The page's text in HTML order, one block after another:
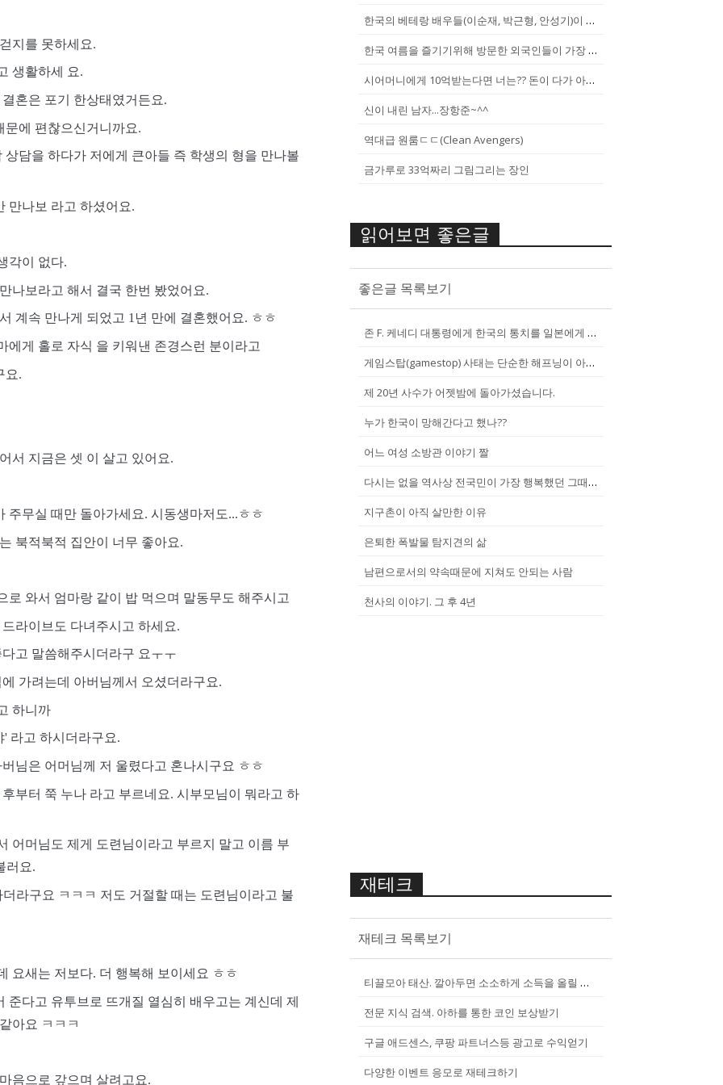
지를 못하세요.
생활하세 요.
혼은 포기 한상태였거든요.
문에 편찮으신거니까요.
담을 하다가 저에게 큰아들 즉 학생의 형을 만나볼
만나보 라고 하셨어요.
각이 없다.
나보라고 해서 결국 한번 봤었어요.
계속 만나게 되었고 1년 만에 결혼했어요. ㅎㅎ
게 홀로 자식 을 키워낸 존경스런 분이라고
요.
서 지금은 셋 이 살고 있어요.
주무실 때만 돌아가세요. 시동생마저도...ㅎㅎ
북적북적 집안이 너무 좋아요.
와서 엄마랑 같이 밥 먹으며 말동무도 해주시고
라이브도 다녀주시고 하세요.
고 말씀해주시더라구 요ㅜㅜ
가려는데 아버님께서 오셨더라구요.
하니까
라고 하시더라구요.
님은 어머님께 저 울렸다고 혼나시구요 ㅎㅎ
부터 쭉 누나 라고 부르네요. 시부모님이 뭐라고 하
어머님도 제게 도련님이라고 부르지 말고 이름 부
러요.
라구요 ㅋㅋㅋ 저도 거절할 때는 도련님이라고 불
요새는 저보다. 더 행복해 보이세요 ㅎㅎ
다고 유투브로 뜨개질 열심히 배우고는 계신데 제
아요 ㅋㅋㅋ
음으로 갚으며 살려고요.
한국의 베테랑 배우들(이순재, 박근형, 안성기)이 말하는 젊은 배우들
한국 여름을 즐기기위해 방문한 외국인들이 가장 신기하게 느끼는 것(암내가...
시어머니에게 10억받는다면 너는?? 돈이 다가 아냐~날 성장 시켜줄 남자...
신이 내린 남자...장항준~^^
역대급 원룸ㄷㄷ(Clean Avengers)
금가루로 33억짜리 그림그리는 장인
읽어보면 좋은글
좋은글 목록보기
존 F. 케네디 대통령에게 한국의 통치를 일본에게 넘기는걸 반대한 펄벅 ...
게임스탑(gamestop) 사태는 단순한 해프닝이 아니다.
제 20년 사수가 어젯밤에 돌아가셨습니다.
누가 한국이 망해간다고 했나??
어느 여성 소방관 이야기 짤
다시는 없을 역사상 전국민이 가장 행복했던 그때.(2002년...한일월드...
지구촌이 아직 살만한 이유
은퇴한 폭발물 탐지견의 삶
남편으로서의 약속때문에 지쳐도 안되는 사람
천사의 이야기. 그 후 4년
재테크
재테크 목록보기
티끌모아 태산. 깔아두면 소소하게 소득을 올릴 수 있는 앱
전문 지식 검색. 아하를 통한 코인 보상받기
구글 애드센스, 쿠팡 파트너스등 광고로 수익얻기
다양한 이벤트 응모로 재테크하기